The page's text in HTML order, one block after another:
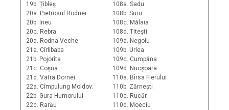
19b. Țibleș
20a. Pietrosul Rodnei
20b. Ineu
20c. Rebra
20d. Rodna Veche
21a. Cîrlibaba
21b. Pojorîta
21c. Coșna
21d. Vatra Dornei
22a. Cîmpulung Moldov.
22b. Gura Humorului
22c. Rarău
108a. Sadu
108b. Suru
108c. Mălaia
108d. Titești
109a. Negoiu
109b. Urlea
109c. Cumpăna
109d. Nucșoara
110a. Bîrsa Fierului
110b. Zărnești
110c. Rucăr
110d. Moeciu